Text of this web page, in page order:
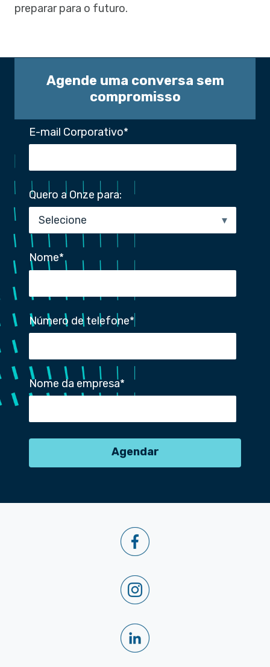
preparar para o futuro.
Agende uma conversa sem
compromisso
E-mail Corporativo*
Quero a Onze para:
Nome*
Número de telefone*
Nome da empresa*